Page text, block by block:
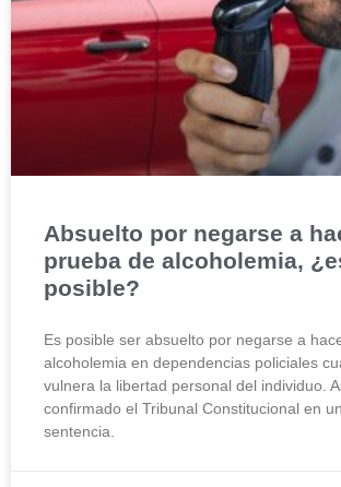
Absuelto por negarse a
prueba de alcoholemia,
posible?
Es posible ser absuelto por negarse a
alcoholemia en dependencias policiales
vulnera la libertad personal del individuo.
confirmado el Tribunal Constitucional en
sentencia.